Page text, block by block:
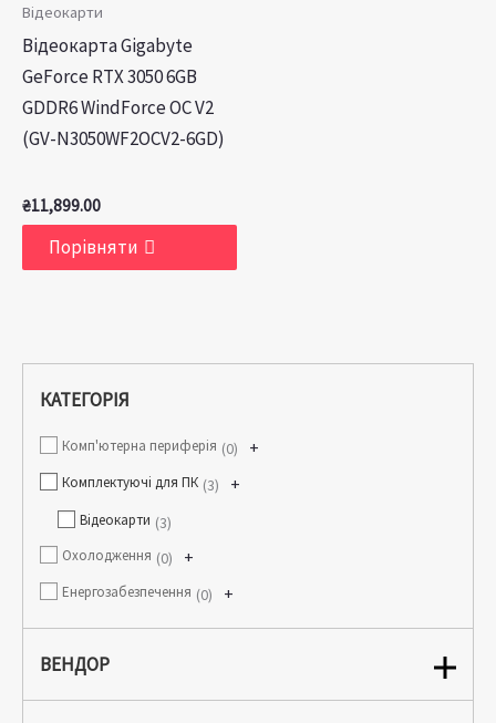
КАТЕГОРІЯ
Комп'ютерна периферія +
0
Комплектуючі для ПК +
3
Відеокарти 3
Охолодження +
0
Енергозабезпечення +
0
ВЕНДОР
Відеокарти
Відеокарта Gigabyte
GeForce RTX 3050 6GB
GDDR6 WindForce OC V2
(GV-N3050WF2OCV2-6GD)
₴11,899.00
Порівняти